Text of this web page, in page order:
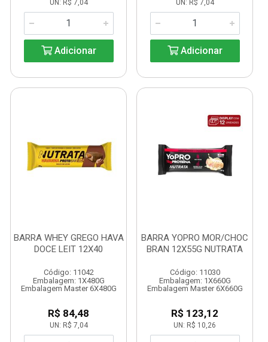
UN: R$ 7,04
Adicionar
UN: R$ 7,04
Adicionar
BARRA WHEY GREGO HAVA
DOCE LEIT 12X40
Código: 11042
Embalagem: 1X480G
Embalagem Master 6X480G
R$ 84,48
UN: R$ 7,04
BARRA YOPRO MOR/CHOC
BRAN 12X55G NUTRATA
Código: 11030
Embalagem: 1X660G
Embalagem Master 6X660G
R$ 123,12
UN: R$ 10,26